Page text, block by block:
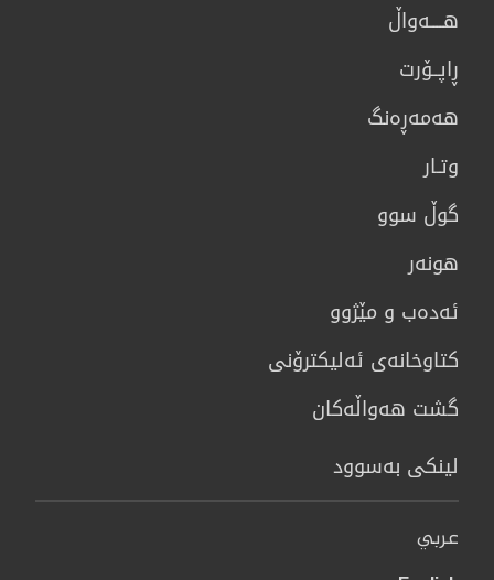
هــــه‌واڵ
ڕاپــۆرت
هه‌مه‌ڕه‌نگ
وتـار
گوڵ سوو
هونه‌ر
ئەدەب و مێژوو
كتاوخانه‌ی ئه‌ليكترۆنی
گشت هەواڵەکان
لینکی بەسوود
عربي